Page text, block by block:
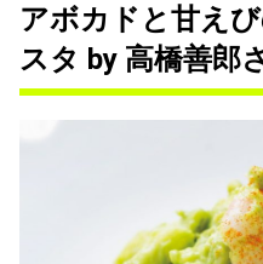
アボカドと甘え
スタ by 高橋善郎